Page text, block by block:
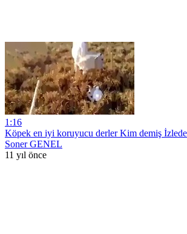
1:16
Köpek en iyi koruyucu derler Kim demiş İzlede
Soner GENEL
11 yıl önce